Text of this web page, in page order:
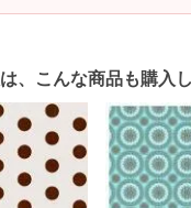
、こんな商品も購入